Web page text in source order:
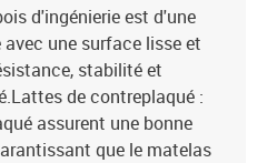
d'ingénierie est d'une
une surface lisse et
stabilité et
de contreplaqué :
assurent une bonne
que le matelas